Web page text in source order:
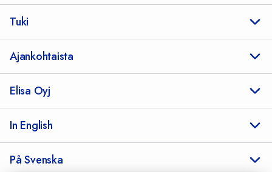
Tuki
Ajankohtaista
Elisa Oyj
In English
På Svenska